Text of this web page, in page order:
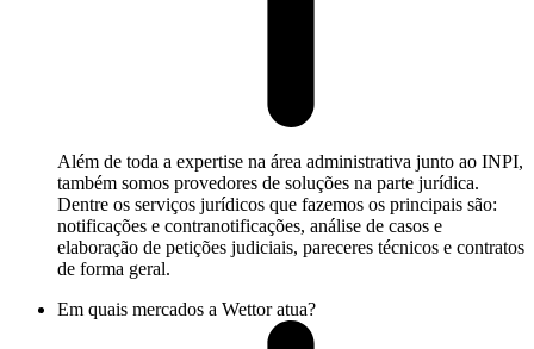
Além de toda a expertise na área administrativa junto ao INPI,
também somos provedores de soluções na parte jurídica.
Dentre os serviços jurídicos que fazemos os principais são:
notificações e contranotificações, análise de casos e
elaboração de petições judiciais, pareceres técnicos e contratos
de forma geral.
Em quais mercados a Wettor atua?